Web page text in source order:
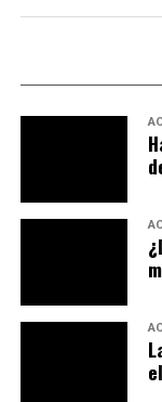
Ya se
de la Royal
conquistó
La propuesta
Motocicli Audaci
había ganado
Rebel